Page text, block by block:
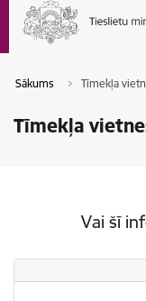
Sākums Tīmekļa
Tīmekļa
Vai šī
Vai šī